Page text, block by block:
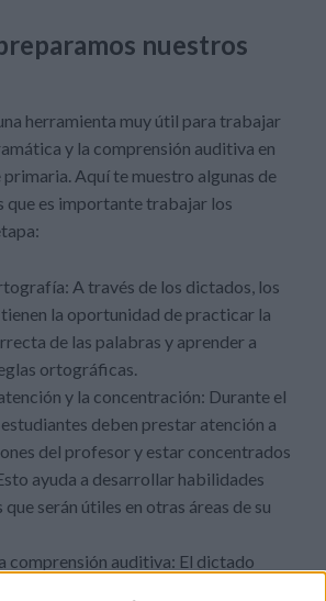
nuestros
herramienta muy útil para trabajar
y la comprensión auditiva en
primaria. Aquí te muestro algunas de
que es importante trabajar los
A través de los dictados, los
la oportunidad de practicar la
de las palabras y aprender a
ortográficas.
y la concentración: Durante el
deben prestar atención a
del profesor y estar concentrados
ayuda a desarrollar habilidades
serán útiles en otras áreas de su
comprensión auditiva: El dictado